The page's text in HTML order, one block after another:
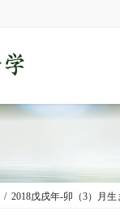
2018戊戌年-卯（3）月